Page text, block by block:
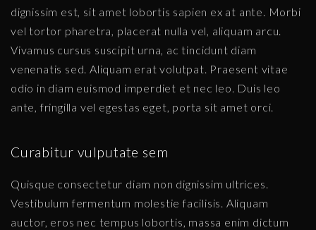
dignissim est, sit amet lobortis sapien ex at ante. Morbi
vel tortor pharetra, placerat nulla vel, aliquam arcu.
Vivamus cursus suscipit urna, ac tincidunt diam
venenatis sed. Aliquam erat volutpat. Praesent vitae
odio in diam euismod imperdiet et nec leo. Duis leo
ante, fringilla vel egestas eget, porta sit amet orci.
Curabitur vulputate sem
Quisque consectetur diam non dignissim ultrices.
Vestibulum fermentum molestie facilisis. Aliquam
auctor, eros nec tempus lobortis, massa enim dictum